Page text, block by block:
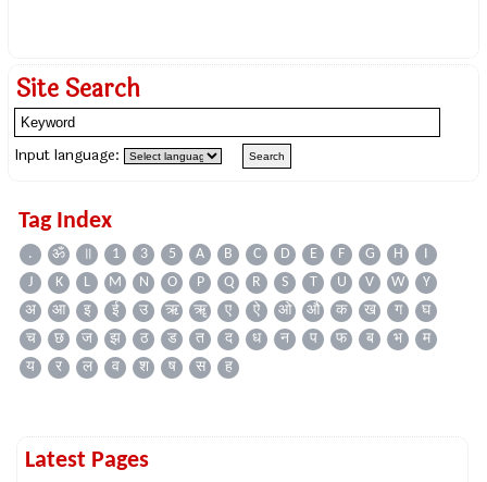
Site Search
Input language:
Tag Index
. ॐ ॥ 1 3 5 A B C D E F G H
I
J
K L M N O P Q R S T U V W
Y
अ
आ इ ई उ ऋ ॠ ए ऐ ओ औ क ख ग
घ
च
छ ज झ ठ ड त द ध न प फ ब भ
म
य
र ल व श ष स ह
Latest Pages